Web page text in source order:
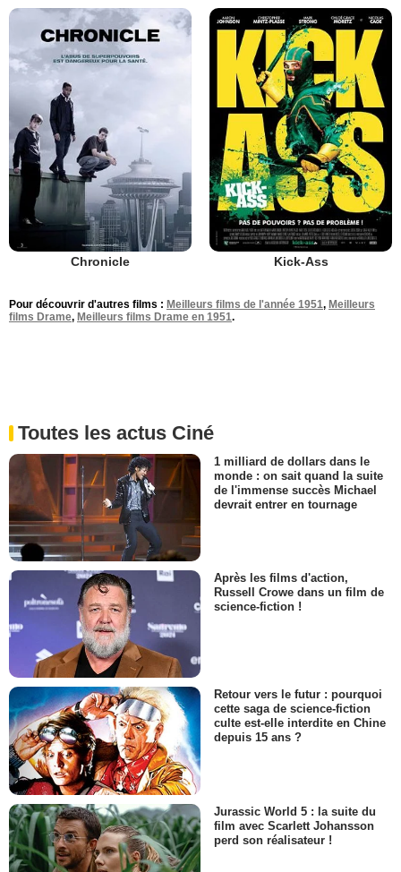
Chronicle Kick-Ass
Pour découvrir d'autres films : Meilleurs films de l'année 1951, Meilleurs
films Drame, Meilleurs films Drame en 1951.
Toutes les actus Ciné
1 milliard de dollars dans le
monde : on sait quand la suite
de l'immense succès Michael
devrait entrer en tournage
Après les films d'action,
Russell Crowe dans un film de
science-fiction !
Retour vers le futur : pourquoi
cette saga de science-fiction
culte est-elle interdite en Chine
depuis 15 ans ?
Jurassic World 5 : la suite du
film avec Scarlett Johansson
perd son réalisateur !